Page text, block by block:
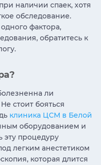
наличии спаек, хотя
обследование.
фактора,
обратитесь к
ли
стоит бояться
клиника ЦСМ в Белой
оборудованием и
эту процедуру
легким анестетиком
которая длится